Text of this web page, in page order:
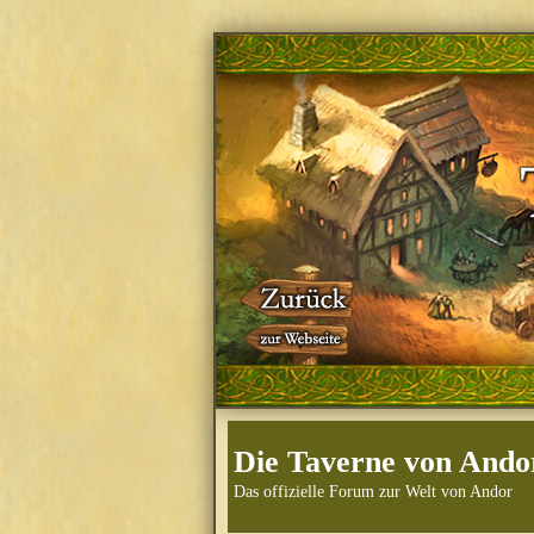
Die Taverne von
Das offizielle Forum zur Welt von Andor